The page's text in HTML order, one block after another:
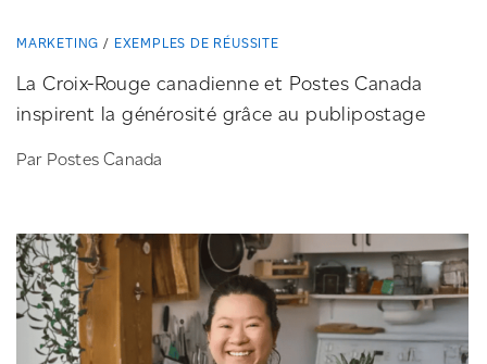
MARKETING EXEMPLES DE RÉUSSITE
LaCroix-Rouge canadienne et Postes Canada
inspirent la générosité grâce au publipostage
Par Postes Canada